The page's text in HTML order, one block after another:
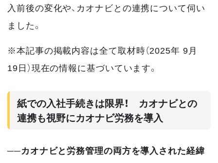
入前後の変化や、カオナビとの連携について伺い
ました。
※本記事の掲載内容は全て取材時（2025年 9月
19日）現在の情報に基づいています。
紙での入社手続きは限界！ カオナビとの
連携も視野にカオナビ労務を導入
──カオナビと労務管理の両方を導入された経緯